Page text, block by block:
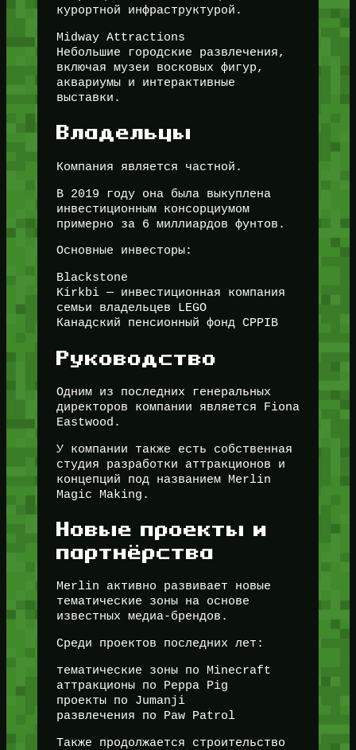
курортной инфраструктурой.
Midway Attractions
Небольшие городские развлечения,
включая музеи восковых фигур,
аквариумы и интерактивные
выставки.
Владельцы
Компания является частной.
В 2019 году она была выкуплена
инвестиционным консорциумом
примерно за 6 миллиардов фунтов.
Основные инвесторы:
Blackstone
Kirkbi — инвестиционная компания
семьи владельцев LEGO
Канадский пенсионный фонд CPPIB
Руководство
Одним из последних генеральных
директоров компании является Fiona
Eastwood.
У компании также есть собственная
студия разработки аттракционов и
концепций под названием Merlin
Magic Making.
Новые проекты и
партнёрства
Merlin активно развивает новые
тематические зоны на основе
известных медиа-брендов.
Среди проектов последних лет:
тематические зоны по Minecraft
аттракционы по Peppa Pig
проекты по Jumanji
развлечения по Paw Patrol
Также продолжается строительство